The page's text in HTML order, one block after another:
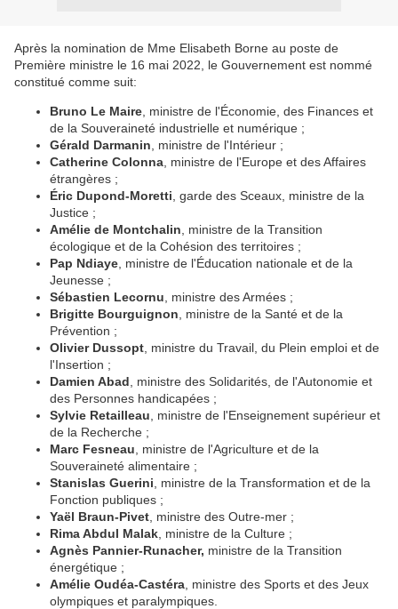
Après la nomination de Mme Elisabeth Borne au poste de
Première ministre le 16 mai 2022, le Gouvernement est nommé
constitué comme suit:
Bruno Le Maire , ministre de l'Économie, des Finances et
de la Souveraineté industrielle et numérique ;
Gérald Darmanin , ministre de l'Intérieur ;
Catherine Colonna , ministre de l'Europe et des Affaires
étrangères ;
Éric Dupond-Moretti , garde des Sceaux, ministre de la
Justice ;
Amélie de Montchalin , ministre de la Transition
écologique et de la Cohésion des territoires ;
Pap Ndiaye , ministre de l'Éducation nationale et de la
Jeunesse ;
Sébastien Lecornu , ministre des Armées ;
Brigitte Bourguignon , ministre de la Santé et de la
Prévention ;
Olivier Dussopt , ministre du Travail, du Plein emploi et de
l'Insertion ;
Damien Abad , ministre des Solidarités, de l'Autonomie et
des Personnes handicapées ;
Sylvie Retailleau , ministre de l'Enseignement supérieur et
de la Recherche ;
Marc Fesneau , ministre de l'Agriculture et de la
Souveraineté alimentaire ;
Stanislas Guerini , ministre de la Transformation et de la
Fonction publiques ;
Yaël Braun-Pivet , ministre des Outre-mer ;
Rima Abdul Malak , ministre de la Culture ;
Agnès Pannier-Runacher, ministre de la Transition
énergétique ;
Amélie Oudéa-Castéra , ministre des Sports et des Jeux
olympiques et paralympiques.